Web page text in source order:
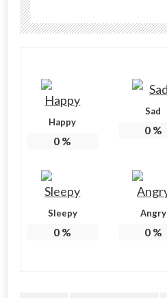
Happy
0 %
Sad
0%
Sleepy
0 %
Angry
0%